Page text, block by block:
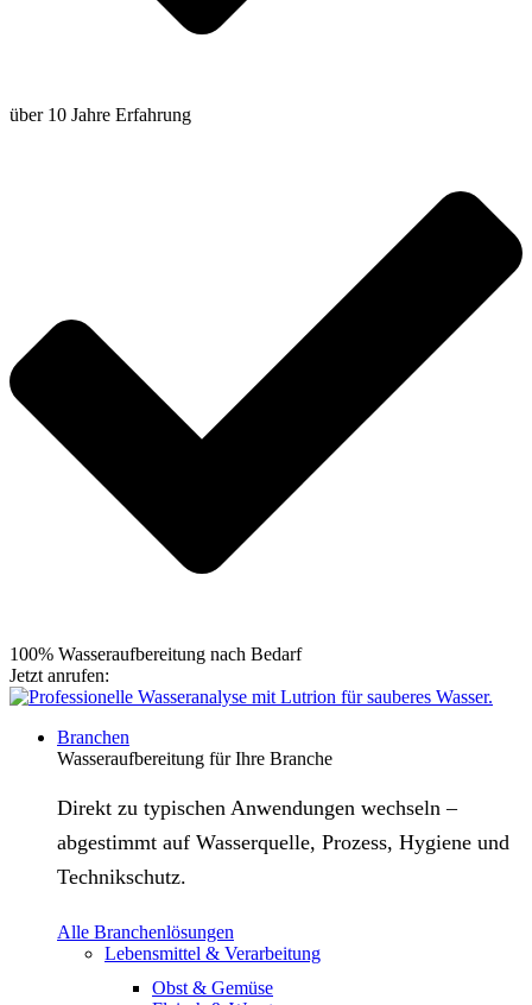
über 10 Jahre Erfahrung
100% Wasseraufbereitung nach Bedarf
Jetzt anrufen:
Branchen
Wasseraufbereitung für Ihre Branche
Direkt zu typischen Anwendungen wechseln –
abgestimmt auf Wasserquelle, Prozess, Hygiene und
Technikschutz.
Alle Branchenlösungen
Lebensmittel & Verarbeitung
Obst & Gemüse